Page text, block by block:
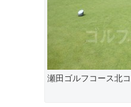
瀬田ゴルフコース北